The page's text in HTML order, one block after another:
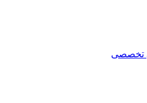
تخصصی